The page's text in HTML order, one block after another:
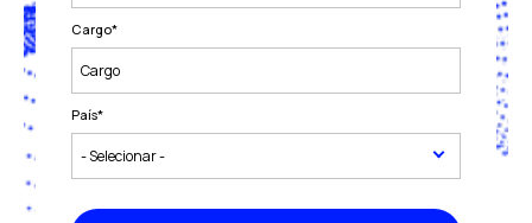
Cargo*
País*